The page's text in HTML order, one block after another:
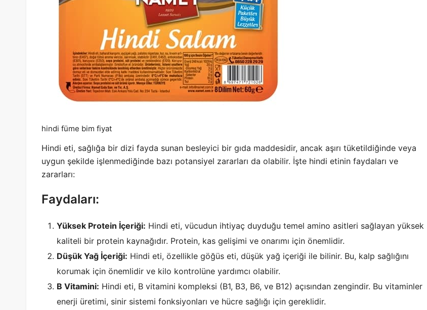
hindi füme bim fiyat
Hindi eti, sağlığa bir dizi fayda sunan besleyici bir gıda maddesidir, ancak aşırı tüketildiğinde veya
uygun şekilde işlenmediğinde bazı potansiyel zararları da olabilir. İşte hindi etinin faydaları ve
zararları:
Faydaları:
Yüksek Protein İçeriği: Hindi eti, vücudun ihtiyaç duyduğu temel amino asitleri sağlayan yüksek
kaliteli bir protein kaynağıdır. Protein, kas gelişimi ve onarımı için önemlidir.
Düşük Yağ İçeriği: Hindi eti, özellikle göğüs eti, düşük yağ içeriği ile bilinir. Bu, kalp sağlığını
korumak için önemlidir ve kilo kontrolüne yardımcı olabilir.
B Vitamini: Hindi eti, B vitamini kompleksi (B1, B3, B6, ve B12) açısından zengindir. Bu vitaminler
enerji üretimi, sinir sistemi fonksiyonları ve hücre sağlığı için gereklidir.